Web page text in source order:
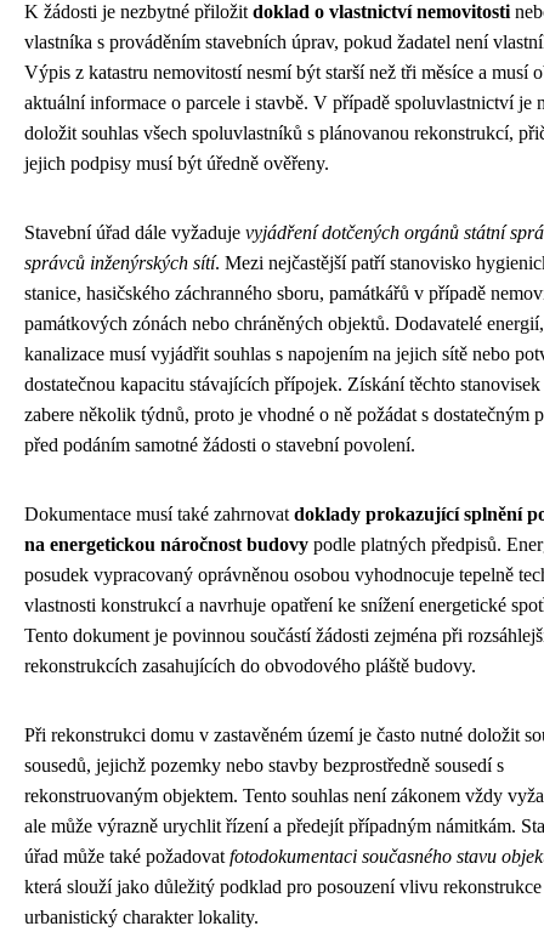
K žádosti je nezbytné přiložit doklad o vlastnictví nemovitosti
vlastníka s prováděním stavebních úprav, pokud žadatel není
Výpis z katastru nemovitostí nesmí být starší než tři měsíce a musí
aktuální informace o parcele i stavbě. V případě spoluvlastnictví je
doložit souhlas všech spoluvlastníků s plánovanou rekonstrukcí,
jejich podpisy musí být úředně ověřeny.
Stavební úřad dále vyžaduje vyjádření dotčených orgánů státní
správců inženýrských sítí. Mezi nejčastější patří stanovisko
stanice, hasičského záchranného sboru, památkářů v případě
památkových zónách nebo chráněných objektů. Dodavatelé
kanalizace musí vyjádřit souhlas s napojením na jejich sítě nebo
dostatečnou kapacitu stávajících přípojek. Získání těchto stanovisek
zabere několik týdnů, proto je vhodné o ně požádat s dostatečným
před podáním samotné žádosti o stavební povolení.
Dokumentace musí také zahrnovat doklady prokazující splnění
na energetickou náročnost budovy podle platných předpisů.
posudek vypracovaný oprávněnou osobou vyhodnocuje tepelně
vlastnosti konstrukcí a navrhuje opatření ke snížení energetické
Tento dokument je povinnou součástí žádosti zejména při
rekonstrukcích zasahujících do obvodového pláště budovy.
Při rekonstrukci domu v zastavěném území je často nutné doložit
sousedů, jejichž pozemky nebo stavby bezprostředně sousedí s
rekonstruovaným objektem. Tento souhlas není zákonem vždy
ale může výrazně urychlit řízení a předejít případným námitkám.
úřad může také požadovat fotodokumentaci současného stavu
která slouží jako důležitý podklad pro posouzení vlivu rekonstrukce
urbanistický charakter lokality.